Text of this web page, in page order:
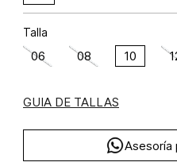
Talla
06 08 10
GUIA DE TALLAS
Asesoría